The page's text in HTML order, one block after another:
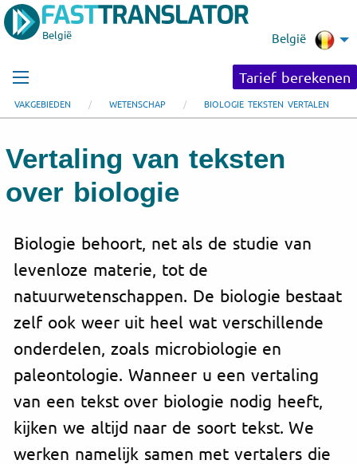
België België
Tarief berekenen
VAKGEBIEDEN WETENSCHAP BIOLOGIE TEKSTEN VERTALEN
Vertaling van teksten
over biologie
Biologie behoort, net als de studie van
levenloze materie, tot de
natuurwetenschappen. De biologie bestaat
zelf ook weer uit heel wat verschillende
onderdelen, zoals microbiologie en
paleontologie. Wanneer u een vertaling
van een tekst over biologie nodig heeft,
kijken we altijd naar de soort tekst. We
werken namelijk samen met vertalers die